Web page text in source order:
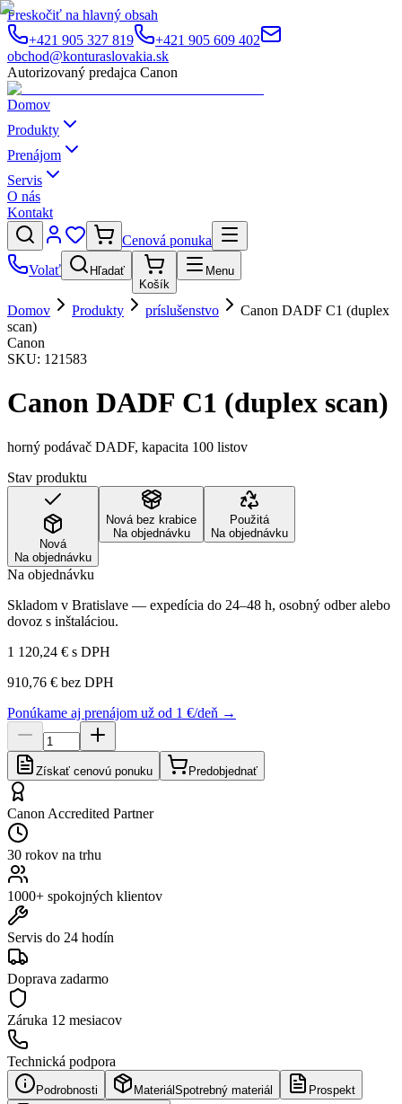
Preskočiť na hlavný obsah
+421 905 327 819
+421 905 609 402
obchod@konturaslovakia.sk
Autorizovaný predajca Canon
Domov
Produkty
Prenájom
Servis
O nás
Kontakt
Cenová ponuka
Volať
Hľadať
Košík
Menu
Domov Produkty príslušenstvo
Canon DADF C1 (duplex
scan)
Canon
SKU: 121583
Canon DADF C1 (duplex scan)
horný podávač DADF, kapacita 100 listov
Stav produktu
Nová
Na objednávku
Nová bez krabice
Na objednávku
Použitá
Na objednávku
Na objednávku
Skladom v Bratislave — expedícia do 24–48 h, osobný odber alebo
dovoz s inštaláciou.
1 120,24 € s DPH
910,76 € bez DPH
Ponúkame aj prenájom už od 1 €/deň →
Získať cenovú ponuku Predobjednať
Canon Accredited Partner
30 rokov na trhu
1000+ spokojných klientov
Servis do 24 hodín
Doprava zadarmo
Záruka 12 mesiacov
Technická podpora
Podrobnosti Materiál Spotrebný materiál Prospekt